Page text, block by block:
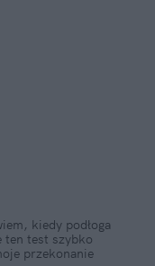
kiedy podłoga
ten test szybko
przekonanie